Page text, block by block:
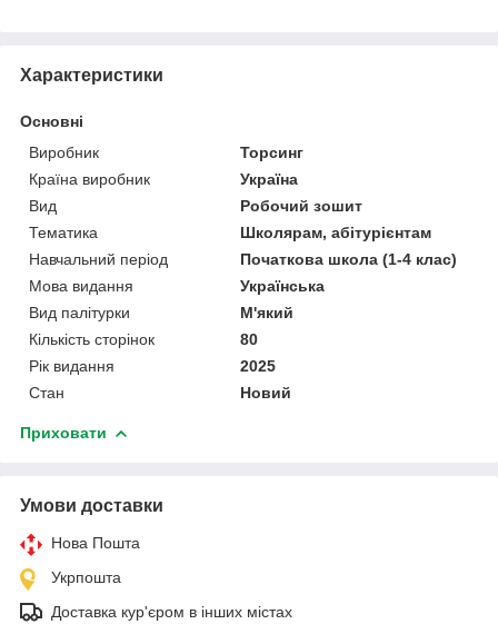
Характеристики
Основні
Виробник
Торсинг
Країна виробник
Україна
Вид
Робочий зошит
Тематика
Школярам, абітурієнтам
Навчальний період
Початкова школа (1-4 клас)
Мова видання
Українська
Вид палітурки
М'який
Кількість сторінок
80
Рік видання
2025
Стан
Новий
Приховати
Умови доставки
Нова Пошта
Укрпошта
Доставка кур'єром в інших містах